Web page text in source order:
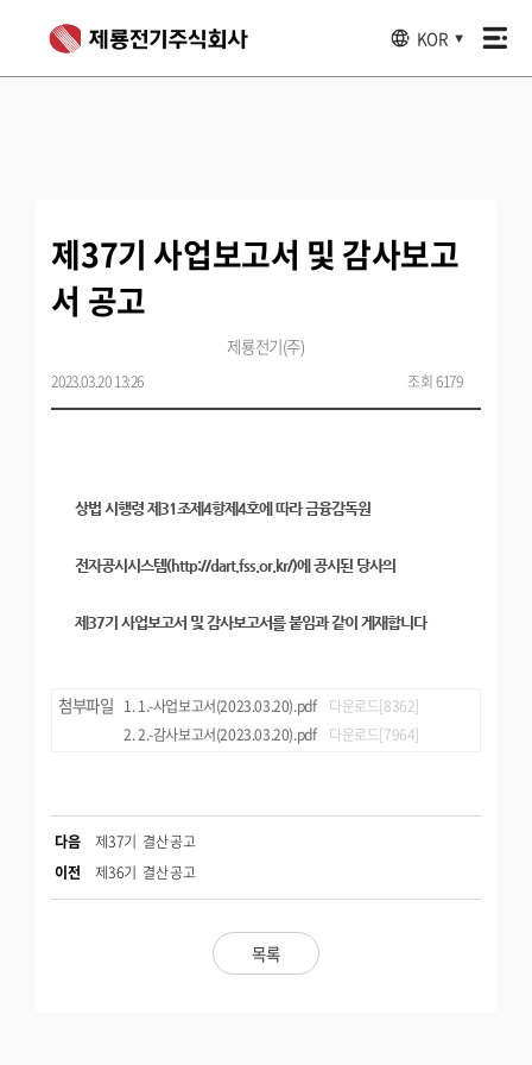
KOR ▼
제37기 사업보고서 및 감사보고
서 공고
제룡전기(주)
2023.03.20 13:26 조회 6179
상법 시행령 제31조제4항제4호에 따라 금융감독원
전자공시시스템(http://dart.fss.or.kr/)에 공시된 당사의
제37기 사업보고서 및 감사보고서를 붙임과 같이 게재합니다
첨부파일 1.-사업보고서(2023.03.20).pdf
다운로드[8362]
2.-감사보고서(2023.03.20).pdf
다운로드[7964]
목록
다음
제37기 결산공고
이전 제36기 결산공고